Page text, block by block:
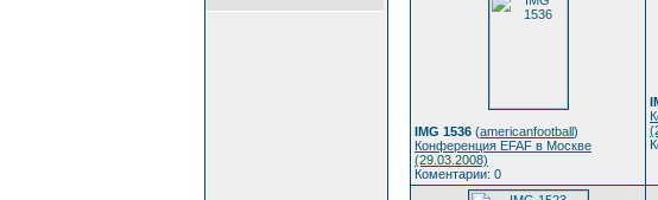
IMG 1536 (americanfootball)
Конференция EFAF в Москве
(29.03.2008)
Коментарии: 0